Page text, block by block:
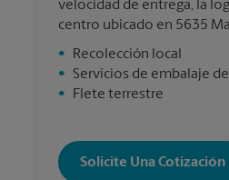
velocidad de entrega, la
centro ubicado en 5635
•
Recolección local
•
Servicios de embalaje de
•
Flete terrestre
Solicite Una Cotización